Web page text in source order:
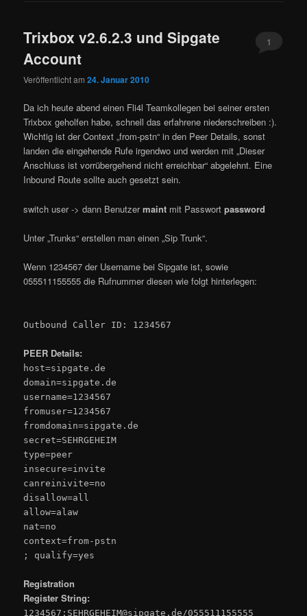
Trixbox v2.6.2.3 und Sipgate
Account
Veröffentlicht am24. Januar 2010
1
Da ich heute abend einen Fli4l Teamkollegen bei seiner ersten
Trixbox geholfen habe, schnell das erfahrene niederschreiben :).
Wichtig ist der Context „from-pstn“ in den Peer Details, sonst
landen die eingehende Rufe irgendwo und werden mit „Dieser
Anschluss ist vorrübergehend nicht erreichbar“ abgelehnt. Eine
Inbound Route sollte auch gesetzt sein.
switch user -> dann Benutzermaint mit Passwortpassword
Unter „Trunks“ erstellen man einen „Sip Trunk“.
Wenn 1234567 der Username bei Sipgate ist, sowie
055511155555 die Rufnummer diesen wie folgt hinterlegen:
Outbound Caller ID: 1234567
PEER Details:
host=sipgate.de
domain=sipgate.de
username=1234567
fromuser=1234567
fromdomain=sipgate.de
secret=SEHRGEHEIM
type=peer
insecure=invite
canreinivite=no
disallow=all
allow=alaw
nat=no
context=from-pstn
; qualify=yes
Registration
Register String:
1234567:SEHRGEHEIM@sipgate.de/055511155555